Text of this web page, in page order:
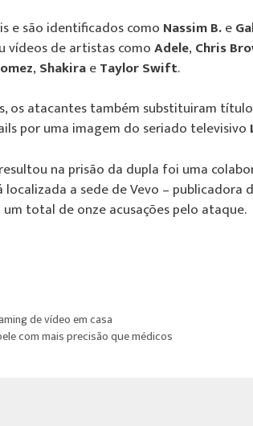
e são identificados como Nassim B.e
vídeos de artistas comoAdele, Chris
, ShakiraeTaylor Swift.
os atacantes também substituiram
por uma imagem do seriado televisivo
na prisão da dupla foi uma
localizada a sede de Vevo – publicadora
total de onze acusações pelo ataque.
de vídeo em casa
com mais precisão que médicos